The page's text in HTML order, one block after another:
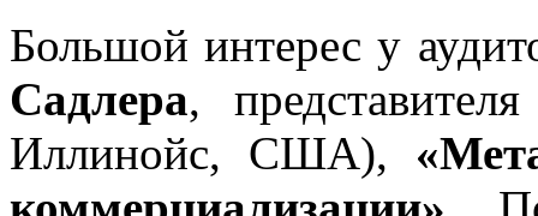
Большой интерес у
Садлера,
Иллинойс, США),